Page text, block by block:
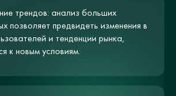
трендов: анализ больших
позволяет предвидеть изменения в
и тенденции рынка,
к новым условиям.